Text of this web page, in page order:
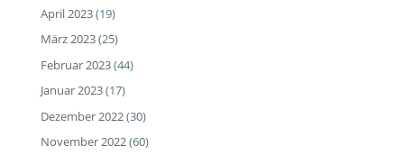
April 2023(19)
März 2023(25)
Februar 2023(44)
Januar 2023(17)
Dezember 2022(30)
November 2022(60)